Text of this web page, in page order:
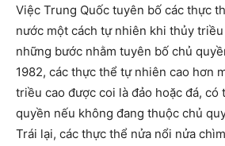
Việc Trung Quốc tuyên bố các thực
nước một cách tự nhiên khi thủy
những bước nhằm tuyên bố chủ
1982, các thực thể tự nhiên cao hơn
triều cao được coi là đảo hoặc đá, có
quyền nếu không đang thuộc chủ
Trái lại, các thực thể nửa nổi nửa